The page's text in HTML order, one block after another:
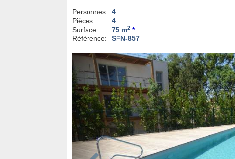
Personnes
4
Pièces:
4
Surface:
75 m2 *
Référence:
SFN-857